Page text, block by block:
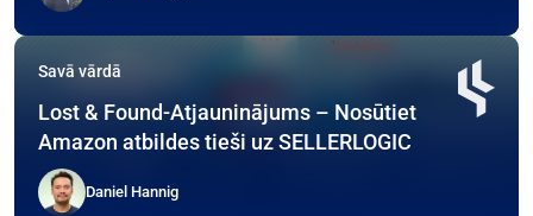
Savā vārdā
Lost & Found-Atjauninājums – Nosūtiet
Amazon atbildes tieši uz SELLERLOGIC
Daniel Hannig